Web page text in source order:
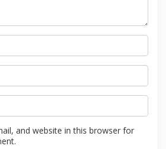
and website in this browser for